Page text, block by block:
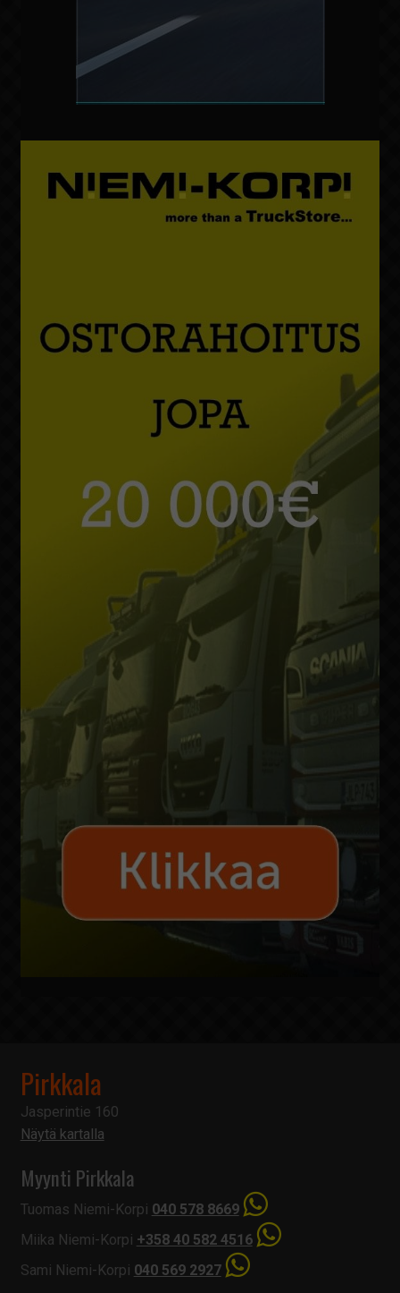
Pirkkala
Jasperintie 160
Näytä kartalla
Myynti Pirkkala
Tuomas Niemi-Korpi 040 578 8669
Miika Niemi-Korpi +358 40 582 4516
Sami Niemi-Korpi 040 569 2927